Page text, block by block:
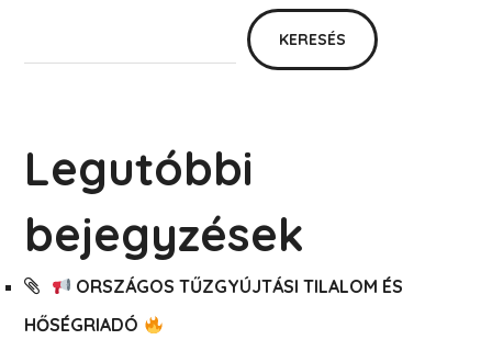
KERESÉS
Legutóbbi
bejegyzések
ORSZÁGOS TŰZGYÚJTÁSI TILALOM ÉS
HŐSÉGRIADÓ